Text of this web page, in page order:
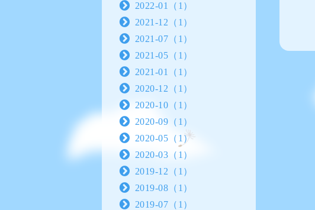
2022-01（1）
2021-12（1）
2021-07（1）
2021-05（1）
2021-01（1）
2020-12（1）
2020-10（1）
2020-09（1）
2020-05（1）
2020-03（1）
2019-12（1）
2019-08（1）
2019-07（1）